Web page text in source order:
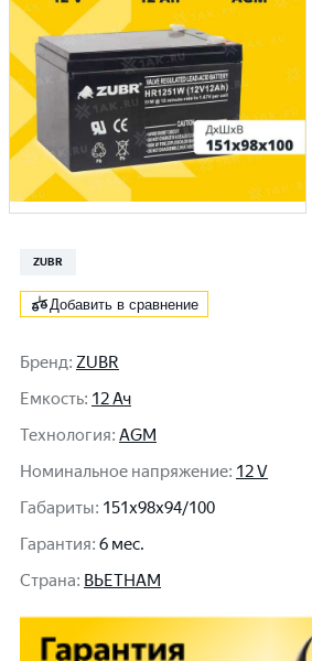
ZUBR
Добавить в сравнение
Бренд: ZUBR
Емкость: 12 Ач
Технология: AGM
Номинальное напряжение: 12 V
Габариты: 151x98x94/100
Гарантия: 6 мес.
Cтрана: ВЬЕТНАМ